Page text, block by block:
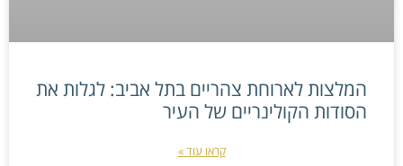
המלצות לארוחת צהריים בתל אביב: לגלות את
הסודות הקולינריים של העיר
קראו עוד »